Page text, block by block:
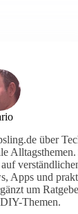
über
Alltagsthemen.
Apps und
um
Themen.